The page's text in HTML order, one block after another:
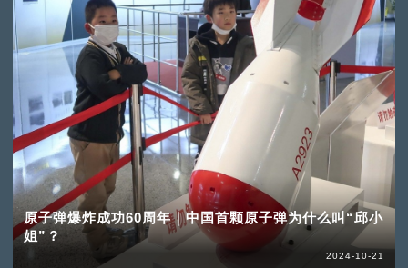
原子弹爆炸成功60周年｜中国首颗原子弹为什么叫“邱小
姐”？
2024-10-21